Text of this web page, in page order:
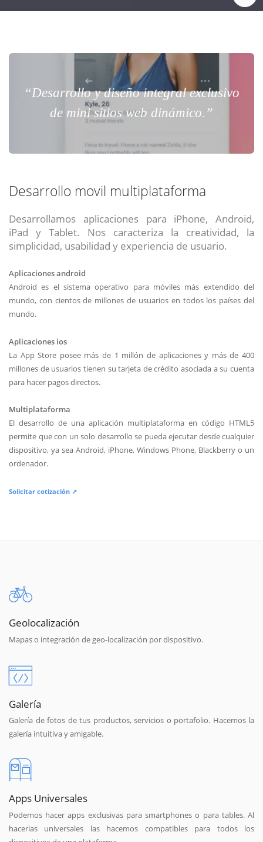
“Desarrollo y diseño integral exclusivo
de mini sitios web dinámico.”
Desarrollo movil multiplataforma
Desarrollamos aplicaciones para iPhone, Android,
iPad y Tablet. Nos caracteriza la creatividad, la
simplicidad, usabilidad y experiencia de usuario.
Aplicaciones android
Android es el sistema operativo para móviles más extendido del
mundo, con cientos de millones de usuarios en todos los países del
mundo.
Aplicaciones ios
La App Store posee más de 1 millón de aplicaciones y más de 400
millones de usuarios tienen su tarjeta de crédito asociada a su cuenta
para hacer pagos directos.
Multiplataforma
El desarrollo de una aplicación multiplataforma en código HTML5
permite que con un solo desarrollo se pueda ejecutar desde cualquier
dispositivo, ya sea Android, iPhone, Windows Phone, Blackberry o un
ordenador.
Solicitar cotización ↗
Geolocalización
Mapas o integración de geo-localización por dispositivo.
Galería
Galería de fotos de tus productos, servicios o portafolio. Hacemos la
galería intuitiva y amigable.
Apps Universales
Podemos hacer apps exclusivas para smartphones o para tables. Al
hacerlas universales las hacemos compatibles para todos los